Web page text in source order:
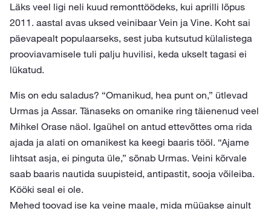
Läks veel ligi neli kuud remonttöödeks, kui aprilli lõpus
2011. aastal avas uksed veinibaar Vein ja Vine. Koht sai
päevapealt populaarseks, sest juba kutsutud külalistega
prooviavamisele tuli palju huvilisi, keda ukselt tagasi ei
lükatud.
Mis on edu saladus? “Omanikud, hea punt on,” ütlevad
Urmas ja Assar. Tänaseks on omanike ring täienenud veel
Mihkel Orase näol. Igaühel on antud ettevõttes oma rida
ajada ja alati on omanikest ka keegi baaris tööl. “Ajame
lihtsat asja, ei pinguta üle,” sõnab Urmas. Veini kõrvale
saab baaris nautida suupisteid, antipastit, sooja võileiba.
Kööki seal ei ole.
Mehed toovad ise ka veine maale, mida müüakse ainult